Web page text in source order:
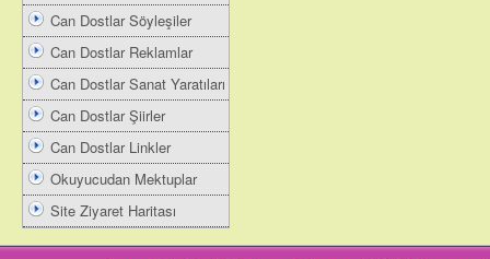
Can Dostlar Söyleşiler
Can Dostlar Reklamlar
Can Dostlar Sanat Yaratıları
Can Dostlar Şiirler
Can Dostlar Linkler
Okuyucudan Mektuplar
Site Ziyaret Haritası